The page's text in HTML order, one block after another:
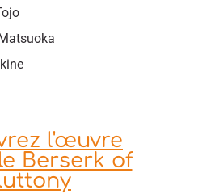
l'œuvre
Berserk of